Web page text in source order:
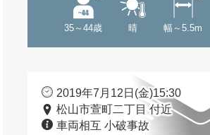
35～44歳 晴 幅～5.5m
2019年7月12日(金)15:30
松山市萱町二丁目 付近
車両相互 小破事故